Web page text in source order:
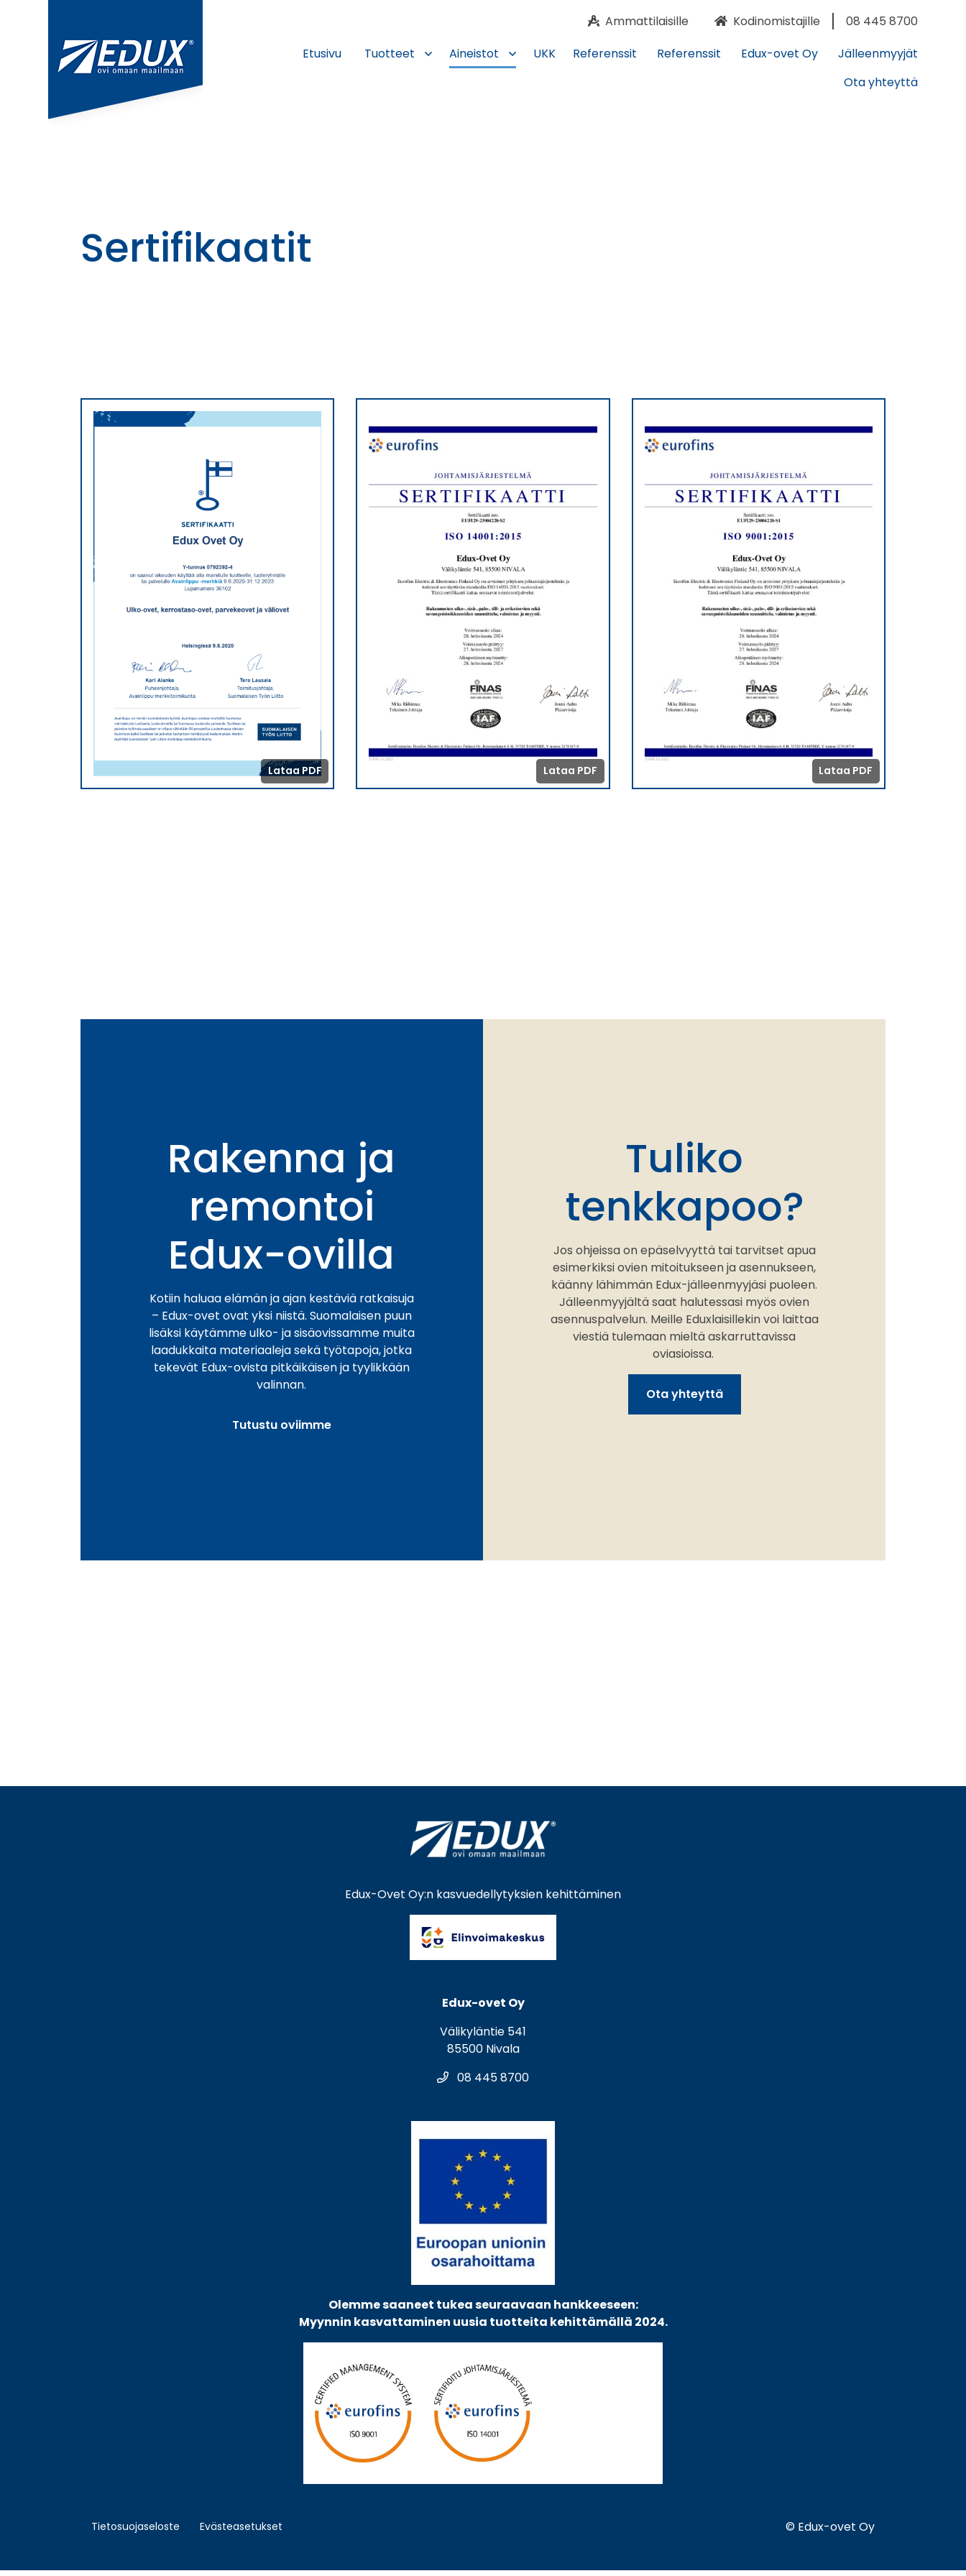
Ammattilaisille Kodinomistajille
08 445 8700
Etusivu
Tuotteet Aineistot UKK Referenssit Referenssit Edux-ovet Oy
Jälleenmyyjät
Ota yhteyttä
Sertifikaatit
Rakenna ja
remontoi
Edux-ovilla
Kotiin haluaa elämän ja ajan kestäviä ratkaisuja
– Edux-ovet ovat yksi niistä. Suomalaisen puun
lisäksi käytämme ulko- ja sisäovissamme muita
laadukkaita materiaaleja sekä työtapoja, jotka
tekevät Edux-ovista pitkäikäisen ja tyylikkään
valinnan.
Tutustu oviimme
Tuliko
tenkkapoo?
Jos ohjeissa on epäselvyyttä tai tarvitset apua
esimerkiksi ovien mitoitukseen ja asennukseen,
käänny lähimmän Edux-jälleenmyyjäsi puoleen.
Jälleenmyyjältä saat halutessasi myös ovien
asennuspalvelun. Meille Eduxlaisillekin voi laittaa
viestiä tulemaan mieltä askarruttavissa
oviasioissa.
Ota yhteyttä
Edux-Ovet Oy:n kasvuedellytyksien kehittäminen
Edux-ovet Oy
Välikyläntie 541
85500 Nivala
08 445 8700
Olemme saaneet tukea seuraavaan hankkeeseen:
Myynnin kasvattaminen uusia tuotteita kehittämällä 2024.
Tietosuojaseloste Evästeasetukset © Edux-ovet Oy